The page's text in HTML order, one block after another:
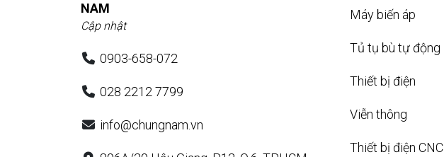
NAM
Cập nhật
0903-658-072
028 2212 7799
info@chungnam.vn
Máy biến áp
Tủ tụ bù tự động
Thiết bị điện
Viễn thông
Thiết bị điện CNC